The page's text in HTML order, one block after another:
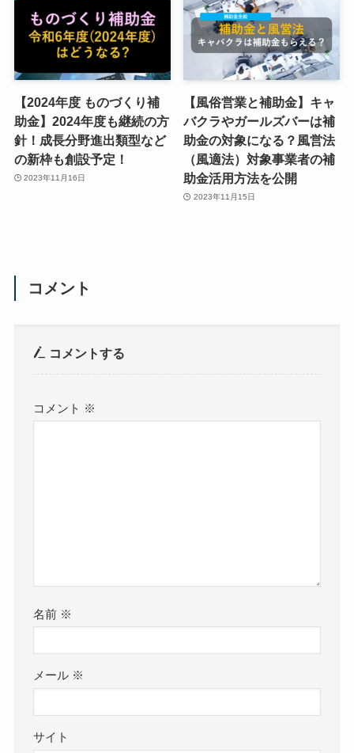
【2024年度 ものづくり補
助金】2024年度も継続の方
針！成長分野進出類型など
の新枠も創設予定！
2023年11月16日
【風俗営業と補助金】キャ
バクラやガールズバーは補
助金の対象になる？風営法
（風適法）対象事業者の補
助金活用方法を公開
2023年11月15日
コメント
コメントする
コメント ※
名前 ※
メール ※
サイト